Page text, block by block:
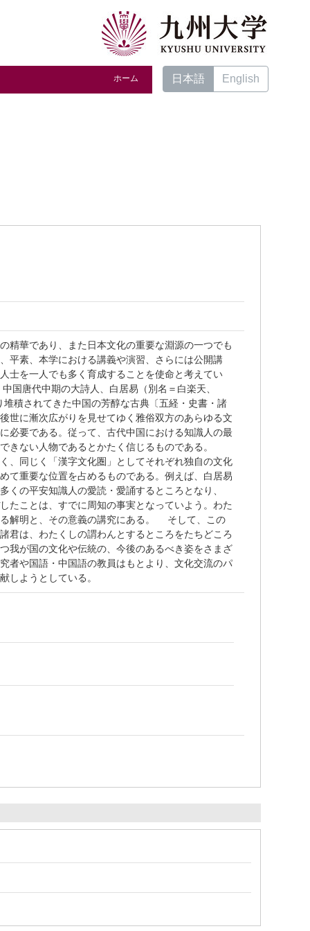
ホーム 日本語 English
精華であり、また日本文化の重要な淵源の一つでも
平素、本学における講義や演習、さらには公開講
士を一人でも多く育成することを使命と考えてい
唐代中期の大詩人、白居易（別名＝白楽天、
積されてきた中国の芳醇な古典〔五経・史書・諸
世に漸次広がりを見せてゆく雅俗双方のあらゆる文
必要である。従って、古代中国における知識人の最
きない人物であるとかたく信じるものである。
、同じく「漢字文化圏」としてそれぞれ独自の文化
て重要な位置を占めるものである。例えば、白居易
の平安知識人の愛読・愛誦するところとなり、
たことは、すでに周知の事実となっていよう。わた
解明と、その意義の講究にある。 そして、この
君は、わたくしの謂わんとするところをたちどころ
我が国の文化や伝統の、今後のあるべき姿をさまざ
者や国語・中国語の教員はもとより、文化交流のパ
しようとしている。